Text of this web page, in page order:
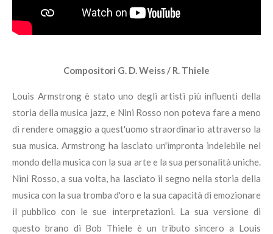
Compositori G. D. Weiss / R. Thiele
Louis Armstrong è stato uno degli artisti più influenti della
storia della musica jazz, e Nini Rosso non poteva fare a meno
di rendere omaggio a quest'uomo straordinario attraverso la
sua musica. Armstrong ha lasciato un'impronta indelebile nel
mondo della musica con la sua arte e la sua personalità uniche.
Nini Rosso, a sua volta, ha lasciato il segno nella storia della
musica con la sua tromba d'oro e la sua capacità di emozionare
il pubblico con le sue interpretazioni. La sua versione di
questo brano di Bob Thiele è un tributo sincero a Louis